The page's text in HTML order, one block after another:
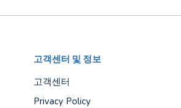
고객센터 및 정보
고객센터
Privacy Policy